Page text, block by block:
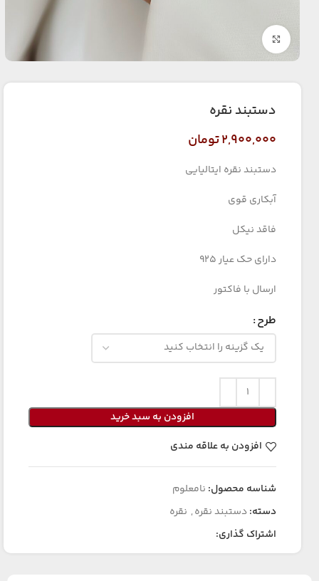
دستبند نقره
۲,۹۰۰,۰۰۰تومان
دستبند نقره ایتالیایی
آبکاری قوی
فاقد نیکل
دارای حک عیار ۹۲۵
ارسال با فاکتور
طرح
افزودن به سبد خرید
افزودن به علاقه مندی
شناسه محصول: نامعلوم
دسته:دستبند نقره, نقره
اشتراک گذاری: